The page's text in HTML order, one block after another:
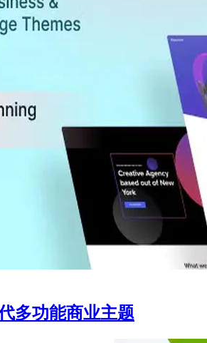
多功能商业主题